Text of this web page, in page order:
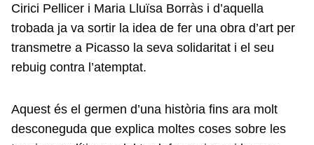
Cirici Pellicer i Maria Lluïsa Borràs i d’aquella
trobada ja va sortir la idea de fer una obra d’art per
transmetre a Picasso la seva solidaritat i el seu
rebuig contra l’atemptat.
Aquest és el germen d’una història fins ara molt
desconeguda que explica moltes coses sobre les